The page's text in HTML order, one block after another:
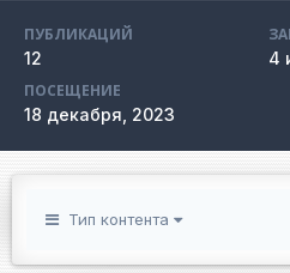
ПУБЛИКАЦИЙ
12
4
ПОСЕЩЕНИЕ
18 декабря, 2023
Тип контента